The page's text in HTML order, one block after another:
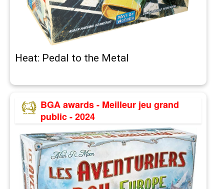
Heat: Pedal to the Metal
BGA awards - Meilleur jeu grand
public - 2024